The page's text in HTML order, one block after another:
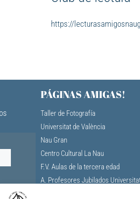
https://
PÁGINAS AMIGAS!
Taller de Fotografía
Universitat de València
Nau Gran
Centro Cultural La Nau
F.V. Aulas de la tercera edad
A. Profesores Jubilados